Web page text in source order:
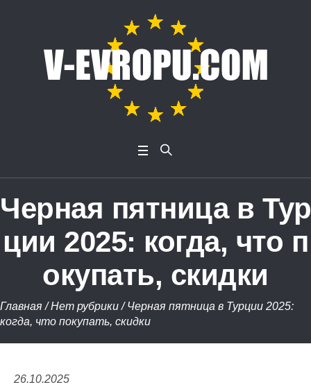
Черная пятница в Тур
ции 2025: когда, что п
окупать, скидки
Главная /Нет рубрики /Черная пятница в Турции 2025:
когда, что покупать, скидки
26.10.2025